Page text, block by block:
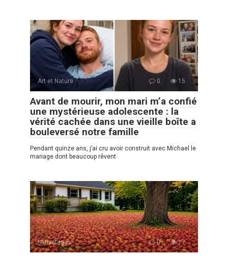
Art et Nature 0 15
Avant de mourir, mon mari m’a confié
une mystérieuse adolescente : la
vérité cachée dans une vieille boîte a
bouleversé notre famille
Pendant quinze ans, j’ai cru avoir construit avec Michael le
mariage dont beaucoup rêvent
Sauvetages 0 17